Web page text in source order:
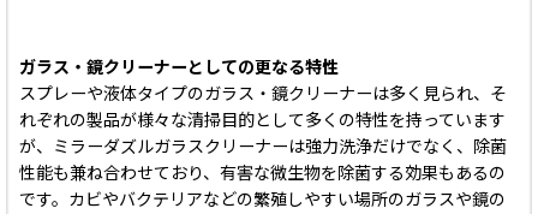
ガラス・鏡クリーナーとしての更なる特性
スプレーや液体タイプのガラス・鏡クリーナーは多く見られ、そ
れぞれの製品が様々な清掃目的として多くの特性を持っています
が、ミラーダズルガラスクリーナーは強力洗浄だけでなく、除菌
性能も兼ね合わせており、有害な微生物を除菌する効果もあるの
です。カビやバクテリアなどの繁殖しやすい場所のガラスや鏡の